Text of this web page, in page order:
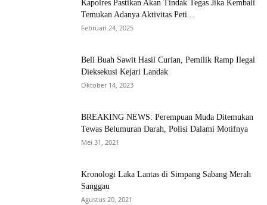
Kapolres Pastikan Akan Tindak Tegas Jika Kembali
Temukan Adanya Aktivitas Peti...
Februari 24, 2025
Beli Buah Sawit Hasil Curian, Pemilik Ramp Ilegal
Dieksekusi Kejari Landak
Oktober 14, 2023
BREAKING NEWS: Perempuan Muda Ditemukan
Tewas Belumuran Darah, Polisi Dalami Motifnya
Mei 31, 2021
Kronologi Laka Lantas di Simpang Sabang Merah
Sanggau
Agustus 20, 2021